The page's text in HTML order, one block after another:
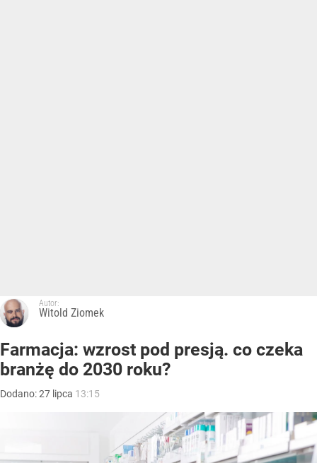
Autor:
Witold Ziomek
Farmacja: wzrost pod presją. co czeka
branżę do 2030 roku?
Dodano:27 lipca 13:15